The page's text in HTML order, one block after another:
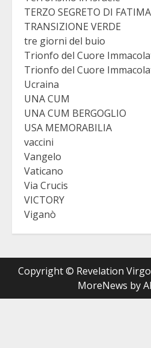
TERZO SEGRETO DI FATIMA
TRANSIZIONE VERDE
tre giorni del buio
Trionfo del Cuore
Trionfo del Cuore
Ucraina
UNA CUM
UNA CUM BERGOGLIO
USA MEMORABILIA
vaccini
Vangelo
Vaticano
Via Crucis
VICTORY
Viganò
Copyright © Revelation
MoreNews by